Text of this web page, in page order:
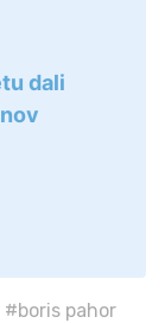
dali
#boris pahor